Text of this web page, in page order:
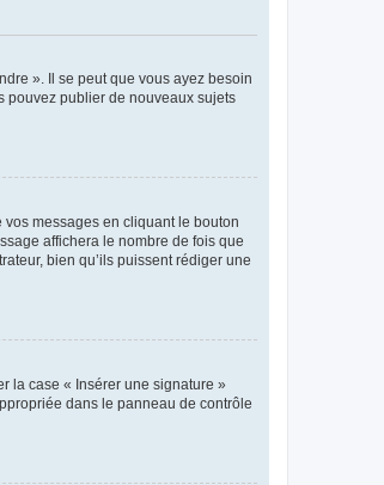
». Il se peut que vous ayez besoin
pouvez publier de nouveaux sujets
messages en cliquant le bouton
affichera le nombre de fois que
bien qu’ils puissent rédiger une
la case « Insérer une signature »
dans le panneau de contrôle